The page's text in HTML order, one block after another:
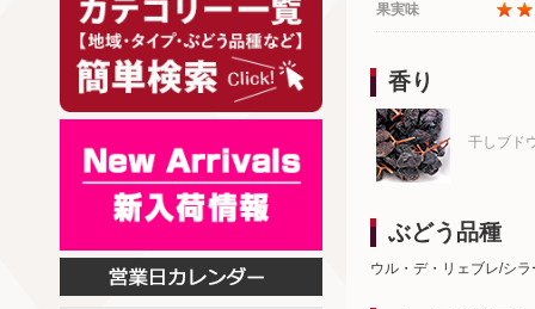
果実味
香り
干しブド
ぶどう品種
ウル・デ・リェブレ/シ